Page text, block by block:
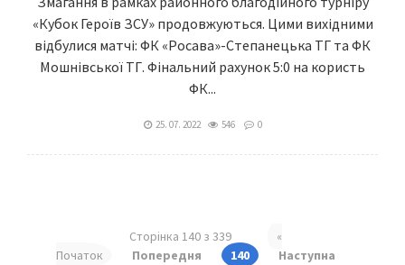
«Кубок Героїв ЗСУ» продовжуються. Цими вихідними
відбулися матчі: ФК «Росава»-Степанецька ТГ та ФК
Мошнівської ТГ. Фінальний рахунок 5:0 на користь
ФК...
25. 07. 2022 546 0
Сторінка 140 з 339
«
Початок
Попередня 140 Наступна